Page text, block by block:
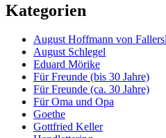
Kategorien
August Hoffmann von
August Schlegel
Eduard Mörike
Für Freunde (bis 30 Jahre)
Für Freunde (ca. 30 Jahre)
Für Oma und Opa
Goethe
Gottfried Keller